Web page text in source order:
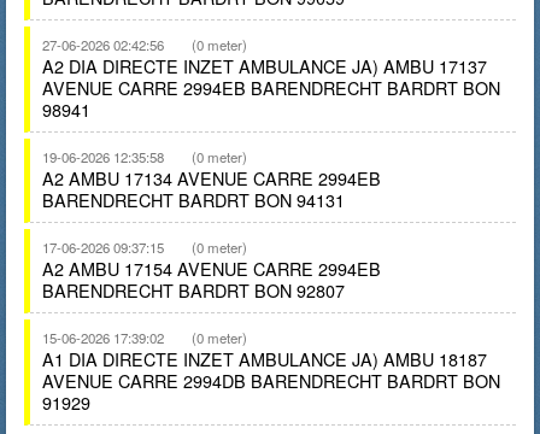
27-06-2026 02:42:56 (0 meter)
A2 DIA DIRECTE INZET AMBULANCE JA) AMBU 17137
AVENUE CARRE 2994EB BARENDRECHT BARDRT BON
98941
19-06-2026 12:35:58 (0 meter)
A2 AMBU 17134 AVENUE CARRE 2994EB
BARENDRECHT BARDRT BON 94131
17-06-2026 09:37:15 (0 meter)
A2 AMBU 17154 AVENUE CARRE 2994EB
BARENDRECHT BARDRT BON 92807
15-06-2026 17:39:02 (0 meter)
A1 DIA DIRECTE INZET AMBULANCE JA) AMBU 18187
AVENUE CARRE 2994DB BARENDRECHT BARDRT BON
91929